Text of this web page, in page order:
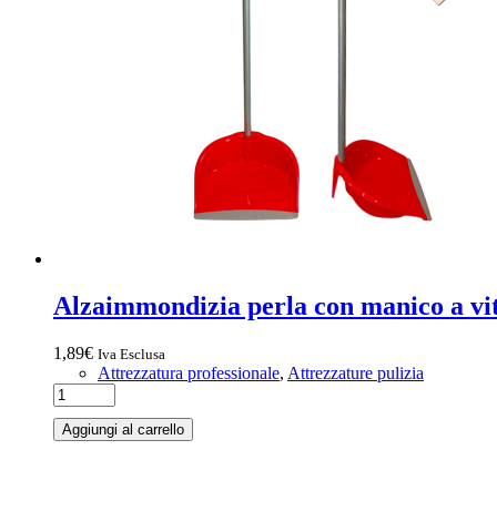
Alzaimmondizia perla con manico a
1,89€ Iva Esclusa
Attrezzatura professionale, Attrezzature pulizia
Aggiungi al carrello